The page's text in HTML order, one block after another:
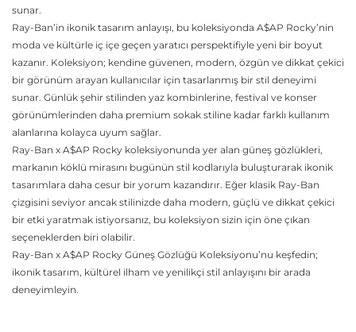
sunar.
Ray-Ban’in ikonik tasarım anlayışı, bu koleksiyonda A$AP Rocky’nin
moda ve kültürle iç içe geçen yaratıcı perspektifiyle yeni bir boyut
kazanır. Koleksiyon; kendine güvenen, modern, özgün ve dikkat çekici
bir görünüm arayan kullanıcılar için tasarlanmış bir stil deneyimi
sunar. Günlük şehir stilinden yaz kombinlerine, festival ve konser
görünümlerinden daha premium sokak stiline kadar farklı kullanım
alanlarına kolayca uyum sağlar.
Ray-Ban x A$AP Rocky koleksiyonunda yer alan güneş gözlükleri,
markanın köklü mirasını bugünün stil kodlarıyla buluşturarak ikonik
tasarımlara daha cesur bir yorum kazandırır. Eğer klasik Ray-Ban
çizgisini seviyor ancak stilinizde daha modern, güçlü ve dikkat çekici
bir etki yaratmak istiyorsanız, bu koleksiyon sizin için öne çıkan
seçeneklerden biri olabilir.
Ray-Ban x A$AP Rocky Güneş Gözlüğü Koleksiyonu’nu keşfedin;
ikonik tasarım, kültürel ilham ve yenilikçi stil anlayışını bir arada
deneyimleyin.